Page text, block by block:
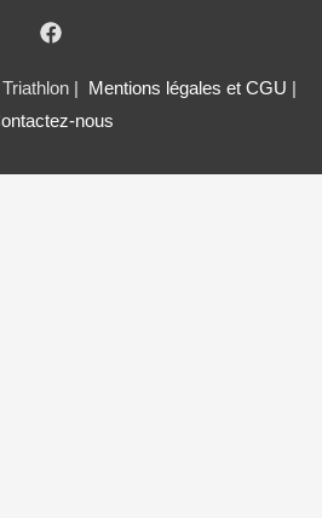
| Mentions légales et CGU
nous